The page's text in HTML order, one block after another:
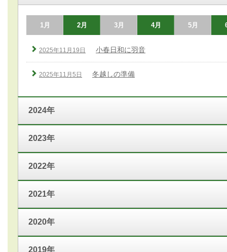
1月 2月 3月 4月 5月
2025年11月19日 小春日和に羽音
2025年11月5日 冬越しの準備
2024年
2023年
2022年
2021年
2020年
2019年